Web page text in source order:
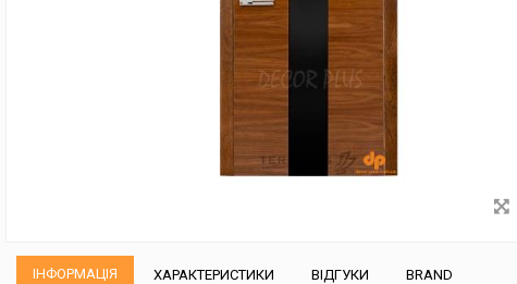
ІНФОРМАЦІЯ ХАРАКТЕРИСТИКИ ВІДГУКИ BRAND